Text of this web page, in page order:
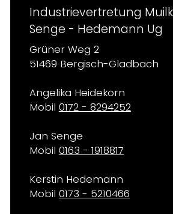
Industrievertretung
Senge - Hedemann Ug
Grüner Weg 2
51469 Bergisch-Gladbach
Angelika Heidekorn
Mobil 0172 - 8294252
Jan Senge
Mobil 0163 - 1918817
Kerstin Hedemann
Mobil 0173 - 5210466